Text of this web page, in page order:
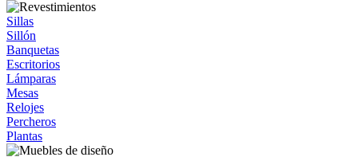
Sillas
Sillón
Banquetas
Escritorios
Lámparas
Mesas
Relojes
Percheros
Plantas